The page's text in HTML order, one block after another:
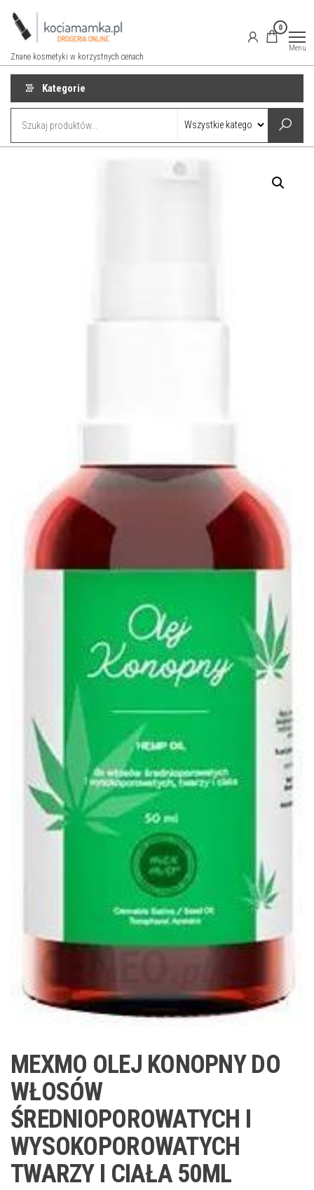
Przejdź
Znane kosmetyki w korzystnych cenach
0
Menu
Kategorie
MEXMO OLEJ KONOPNY DO
WŁOSÓW
ŚREDNIOPOROWATYCH I
WYSOKOPOROWATYCH
TWARZY I CIAŁA 50ML